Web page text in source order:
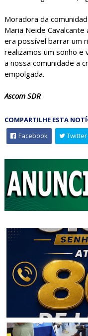
Moradora da
Maria Neide
era possível barrar um
realizamos um sonho e
a nossa comunidade a
empolgada.
Ascom SDR
COMPARTILHE ESTA
Facebook
Twitter
BAHIA